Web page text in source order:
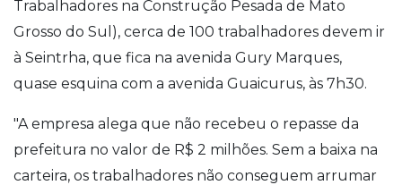
Trabalhadores na Construção Pesada de Mato
Grosso do Sul), cerca de 100 trabalhadores devem ir
à Seintrha, que fica na avenida Gury Marques,
quase esquina com a avenida Guaicurus, às 7h30.
"A empresa alega que não recebeu o repasse da
prefeitura no valor de R$ 2 milhões. Sem a baixa na
carteira, os trabalhadores não conseguem arrumar